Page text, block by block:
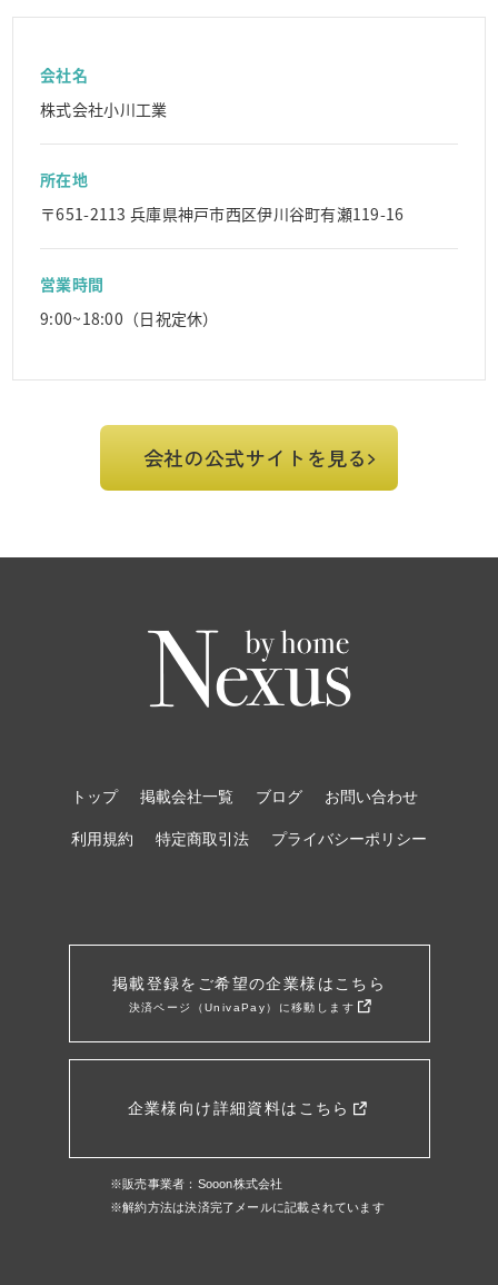
会社名
株式会社小川工業
所在地
〒651-2113 兵庫県神戸市西区伊川谷町有瀬119-16
営業時間
9:00~18:00（日祝定休）
会社の公式サイトを見る
トップ 掲載会社一覧 ブログ お問い合わせ
利用規約 特定商取引法 プライバシーポリシー
掲載登録をご希望の企業様はこちら
決済ページ（UnivaPay）に移動します
企業様向け詳細資料はこちら
※販売事業者：Sooon株式会社
※解約方法は決済完了メールに記載されています